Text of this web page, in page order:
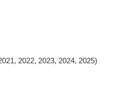
2022, 2023, 2024, 2025)